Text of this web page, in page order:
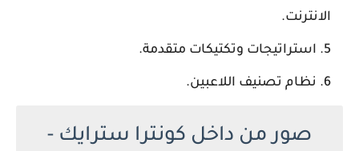
الانترنت.
استراتيجات وتكتيكات متقدمة.
نظام تصنيف اللاعبين.
صور من داخل كونترا سترايك -